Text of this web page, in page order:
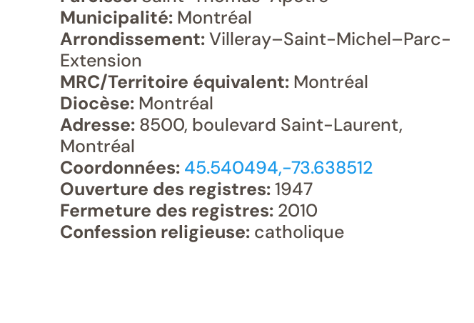
Municipalité: Montréal
Arrondissement:Villeray–Saint-Michel–Parc-
Extension
MRC/Territoire équivalent: Montréal
Diocèse: Montréal
Adresse: 8500, boulevard Saint-Laurent,
Montréal
Coordonnées: 45.540494,-73.638512
Ouverture des registres:1947
Fermeture des registres: 2010
Confession religieuse: catholique